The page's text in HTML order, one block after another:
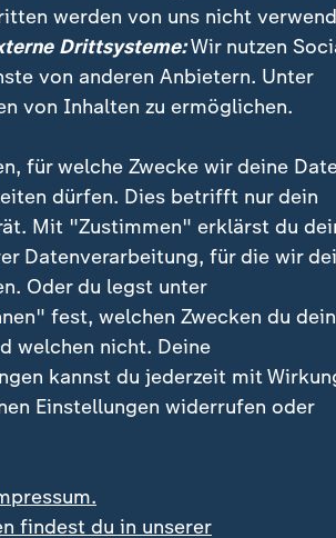
Sparkasse sind verzweifelt
werden von uns nicht
Drittsysteme:Wir nutzen
von anderen Anbietern. Unter
von Inhalten zu ermöglichen.
für welche Zwecke wir deine
dürfen. Dies betrifft nur dein
Mit "Zustimmen" erklärst du
Datenverarbeitung, für die wir
Oder du legst unter
fest, welchen Zwecken du
welchen nicht. Deine
kannst du jederzeit mit
Einstellungen widerrufen oder
findest du in unserer